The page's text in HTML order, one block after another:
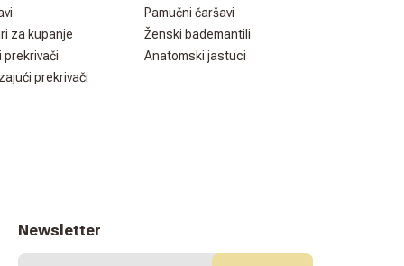
Pamučni čaršavi
za kupanje
Ženski bademantili
prekrivači
Anatomski jastuci
prekrivači
Newsletter